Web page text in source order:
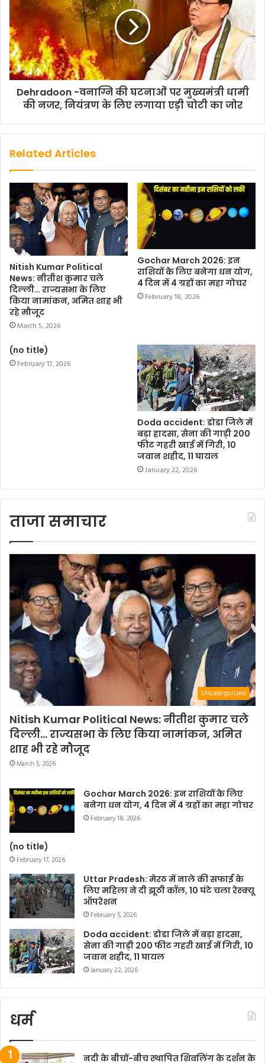
Dehradoon -वनाग्नि की घटनाओं पर मुख्यमंत्री धामी
की नजर, नियंत्रण के लिए लगाया एड़ी चोटी का जोर
Related Articles
Nitish Kumar Political
News: नीतीश कुमार चले
दिल्ली… राज्यसभा के लिए
किया नामांकन, अमित शाह भी
रहे मौजूद
March 5, 2026
Gochar March 2026: इन
राशियों के लिए बनेगा धन योग,
4 दिन में 4 ग्रहों का महा गोचर
February 18, 2026
(no title)
February 17, 2026
Doda accident: डोडा जिले में
बड़ा हादसा, सेना की गाड़ी 200
फीट गहरी खाई में गिरी, 10
जवान शहीद, 11 घायल
January 22, 2026
ताजा समाचार
Uncategorized
Nitish Kumar Political News: नीतीश कुमार चले
दिल्ली… राज्यसभा के लिए किया नामांकन, अमित
शाह भी रहे मौजूद
March 5, 2026
Gochar March 2026: इन राशियों के लिए
बनेगा धन योग, 4 दिन में 4 ग्रहों का महा गोचर
February 18, 2026
(no title)
February 17, 2026
Uttar Pradesh: मेरठ में नाले की सफाई के
लिए महिला ने दी झूठी कॉल, 10 घंटे चला रेस्क्यू
ऑपरेशन
February 5, 2026
Doda accident: डोडा जिले में बड़ा हादसा,
सेना की गाड़ी 200 फीट गहरी खाई में गिरी, 10
जवान शहीद, 11 घायल
January 22, 2026
धर्म
नदी के बीचों-बीच स्थापित शिवलिंग के दर्शन के